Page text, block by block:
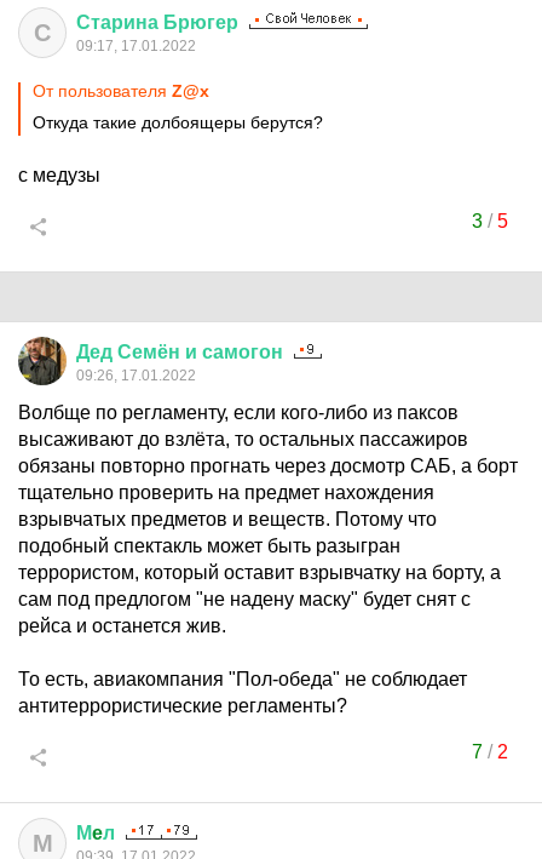
С Старина Брюгер
09:17, 17.01.2022
От пользователя Z@x
Откуда такие долбоящеры берутся?
с медузы
3/5
Дед Семён и самогон
09:26, 17.01.2022
Волбще по регламенту, если кого-либо из паксов
высаживают до взлёта, то остальных пассажиров
обязаны повторно прогнать через досмотр САБ, а борт
тщательно проверить на предмет нахождения
взрывчатых предметов и веществ. Потому что
подобный спектакль может быть разыгран
террористом, который оставит взрывчатку на борту, а
сам под предлогом "не надену маску" будет снят с
рейса и останется жив.
То есть, авиакомпания "Пол-обеда" не соблюдает
антитеррористические регламенты?
7/ 2
М Мeл